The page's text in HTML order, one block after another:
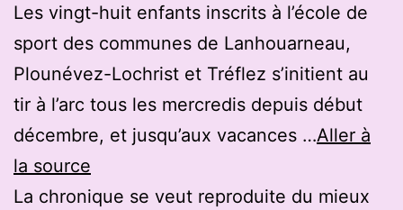
Les vingt-huit enfants inscrits à l’école de
sport des communes de Lanhouarneau,
Plounévez-Lochrist et Tréflez s’initient au
tir à l’arc tous les mercredis depuis début
décembre, et jusqu’aux vacances …Aller à
la source
La chronique se veut reproduite du mieux